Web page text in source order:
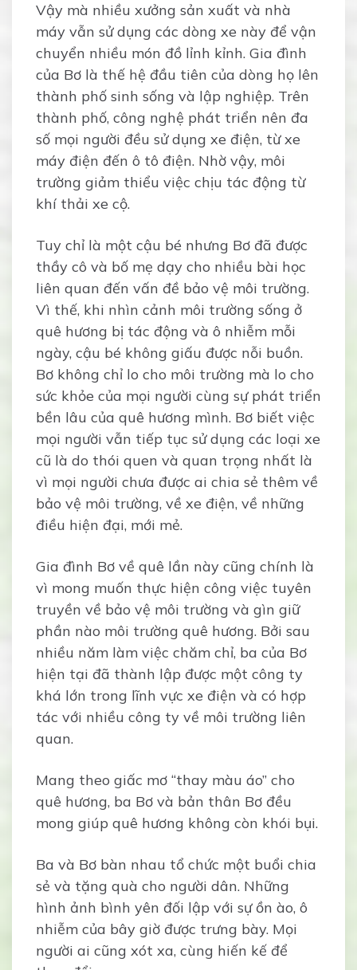
Vậy mà nhiều xưởng sản xuất và nhà
máy vẫn sử dụng các dòng xe này để vận
chuyển nhiều món đồ lỉnh kỉnh. Gia đình
của Bơ là thế hệ đầu tiên của dòng họ lên
thành phố sinh sống và lập nghiệp. Trên
thành phố, công nghệ phát triển nên đa
số mọi người đều sử dụng xe điện, từ xe
máy điện đến ô tô điện. Nhờ vậy, môi
trường giảm thiểu việc chịu tác động từ
khí thải xe cộ.
Tuy chỉ là một cậu bé nhưng Bơ đã được
thầy cô và bố mẹ dạy cho nhiều bài học
liên quan đến vấn đề bảo vệ môi trường.
Vì thế, khi nhìn cảnh môi trường sống ở
quê hương bị tác động và ô nhiễm mỗi
ngày, cậu bé không giấu được nỗi buồn.
Bơ không chỉ lo cho môi trường mà lo cho
sức khỏe của mọi người cùng sự phát triển
bền lâu của quê hương mình. Bơ biết việc
mọi người vẫn tiếp tục sử dụng các loại xe
cũ là do thói quen và quan trọng nhất là
vì mọi người chưa được ai chia sẻ thêm về
bảo vệ môi trường, về xe điện, về những
điều hiện đại, mới mẻ.
Gia đình Bơ về quê lần này cũng chính là
vì mong muốn thực hiện công việc tuyên
truyền về bảo vệ môi trường và gìn giữ
phần nào môi trường quê hương. Bởi sau
nhiều năm làm việc chăm chỉ, ba của Bơ
hiện tại đã thành lập được một công ty
khá lớn trong lĩnh vực xe điện và có hợp
tác với nhiều công ty về môi trường liên
quan.
Mang theo giấc mơ “thay màu áo” cho
quê hương, ba Bơ và bản thân Bơ đều
mong giúp quê hương không còn khói bụi.
Ba và Bơ bàn nhau tổ chức một buổi chia
sẻ và tặng quà cho người dân. Những
hình ảnh bình yên đối lập với sự ồn ào, ô
nhiễm của bây giờ được trưng bày. Mọi
người ai cũng xót xa, cùng hiến kế để